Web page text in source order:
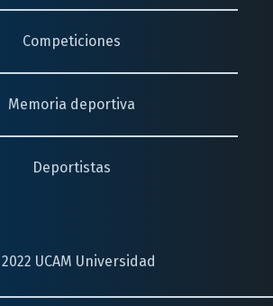
Competiciones
Memoria deportiva
Deportistas
UCAM Universidad